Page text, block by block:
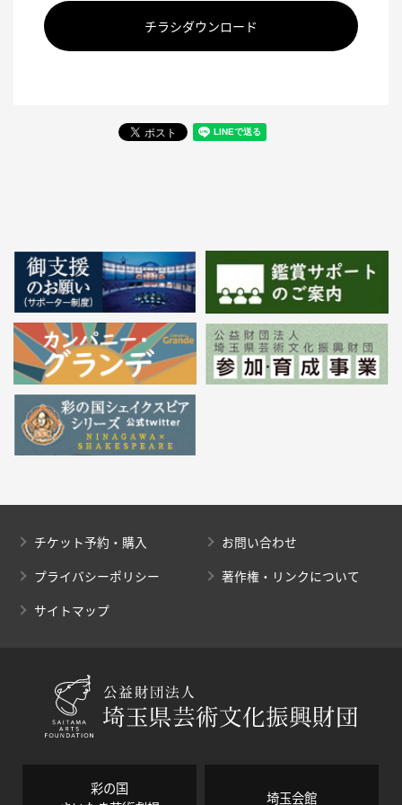
チラシダウンロード
チケット予約・購入
お問い合わせ
プライバシーポリシー
著作権・リンクについて
サイトマップ
彩の国
埼玉会館